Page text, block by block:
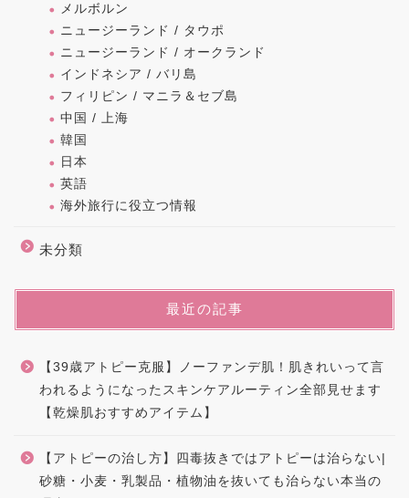
メルボルン
ニュージーランド / タウポ
ニュージーランド / オークランド
インドネシア / バリ島
フィリピン / マニラ＆セブ島
中国 / 上海
韓国
日本
英語
海外旅行に役立つ情報
未分類
最近の記事
【39歳アトピー克服】ノーファンデ肌！肌きれいって言
われるようになったスキンケアルーティン全部見せます
【乾燥肌おすすめアイテム】
【アトピーの治し方】四毒抜きではアトピーは治らない|
砂糖・小麦・乳製品・植物油を抜いても治らない本当の